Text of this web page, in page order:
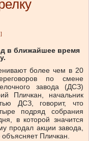
]
в ближайшее время
более чем в 20
по смене
завода (ДСЗ)
Пличкан, начальник
ДСЗ, говорит, что
подряд собрания
в которой значится
продал акции завода,
Пличкан.